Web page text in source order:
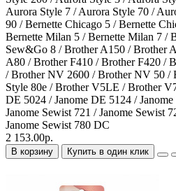
Aurora Style 7 / Aurora Style 70 /
90 / Bernette Chicago 5 / Bernette
Bernette Milan 5 / Bernette Milan 7 /
Sew&Go 8 / Brother A150 / Brother
A80 / Brother F410 / Brother F420 /
/ Brother NV 2600 / Brother NV 50 /
Style 80e / Brother V5LE / Brother
DE 5024 / Janome DE 5124 /
Janome Sewist 721 / Janome Sewist
Janome Sewist 780 DC
2 153.00р.
В корзину Купить в один клик